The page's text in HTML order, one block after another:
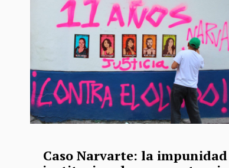
Caso Narvarte: la impunidad